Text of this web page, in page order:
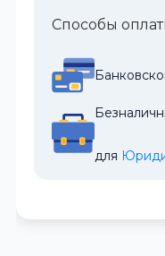
Способы
для